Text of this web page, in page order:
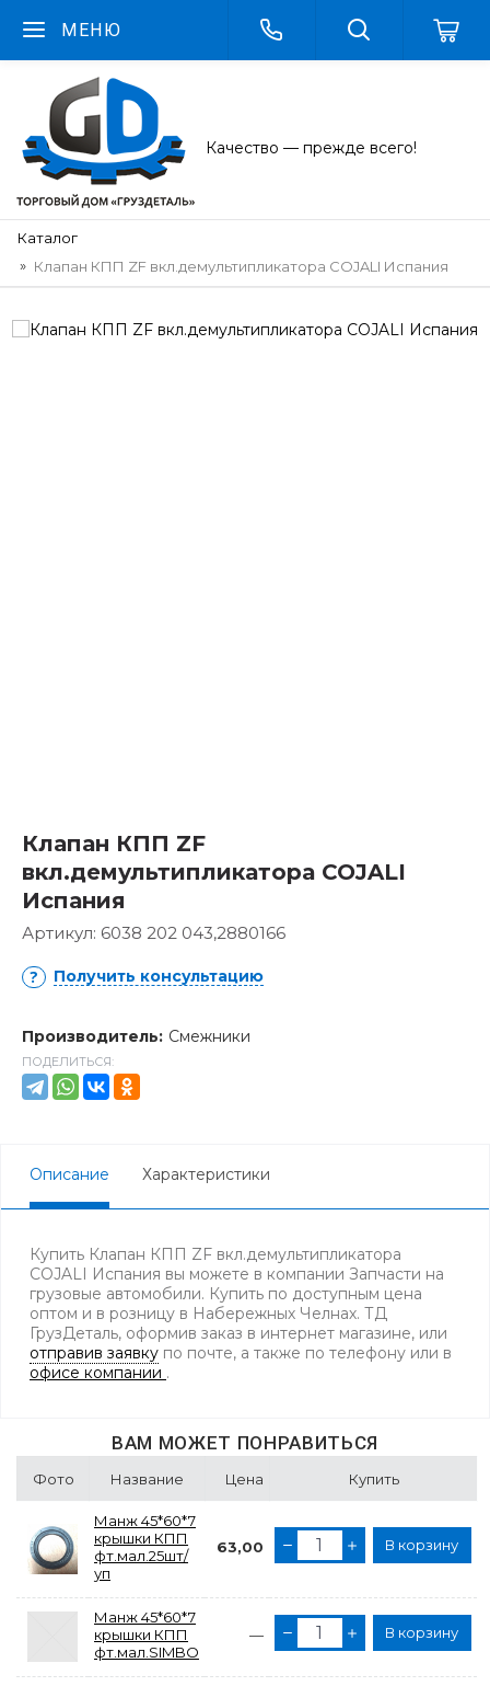
МЕНЮ
Качество — прежде всего!
Каталог
Клапан КПП ZF вкл.демультипликатора COJALI Испания
Клапан КПП ZF
вкл.демультипликатора COJALI
Испания
Артикул: 6038 202 043,2880166
Получить консультацию
Производитель: Смежники
ПОДЕЛИТЬСЯ:
Описание Характеристики
Купить Клапан КПП ZF вкл.демультипликатора
COJALI Испания вы можете в компании Запчасти на
грузовые автомобили. Купить по доступным цена
оптом и в розницу в Набережных Челнах. ТД
ГрузДеталь, оформив заказ в интернет магазине, или
отправив заявку по почте, а также по телефону или в
офисе компании .
ВАМ МОЖЕТ ПОНРАВИТЬСЯ
Фото Название Цена Купить
Манж 45*60*7
крышки КПП
фт.мал.25шт/
уп
63,00 В корзину
Манж 45*60*7
крышки КПП
фт.мал.SIMBO
— В корзину